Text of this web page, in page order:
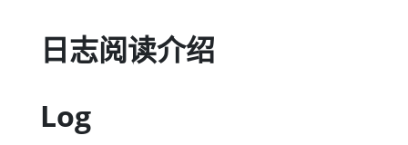
日志阅读介绍
Log